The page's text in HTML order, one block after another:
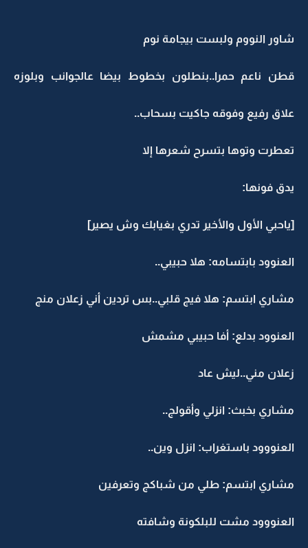
شاور النووم ولبست بيجامة نوم
قطن ناعم حمرا..بنطلون بخطوط بيضا عالجوانب وبلوزه
علاق رفيع وفوقه جاكيت بسحاب..
تعطرت وتوها بتسرح شعرها إلا
يدق فونها:
[ياحبي الأول والأخير تدري بغيابك وش يصير]
العنوود بابتسامه: هلا حبيبي..
مشاري ابتسم: هلا فيج قلبي..بس تردين أني زعلان منج
العنوود بدلع: أفا حبيبي مشمش
زعلان مني..ليش عاد
مشاري بخبث: انزلي وأقولج..
العنووود باستغراب: انزل وين..
مشاري ابتسم: طلي من شباكج وتعرفين
العنووود مشت للبلكونة وشافته